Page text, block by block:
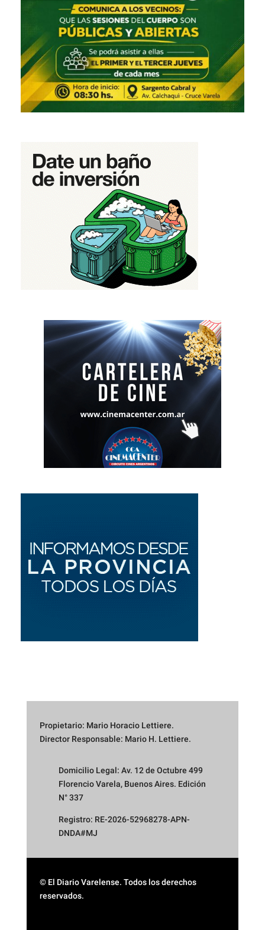
Propietario: Mario Horacio Lettiere.
Director Responsable: Mario H. Lettiere.
Domicilio Legal: Av. 12 de Octubre 499
Florencio Varela, Buenos Aires. Edición
N° 337
Registro: RE-2026-52968278-APN-
DNDA#MJ
© El Diario Varelense. Todos los derechos
reservados.